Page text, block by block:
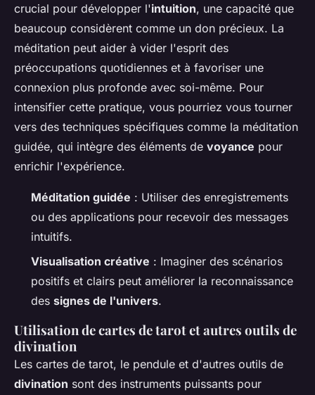
crucial pour développer l'intuition, une capacité que
beaucoup considèrent comme un don précieux. La
méditation peut aider à vider l'esprit des
préoccupations quotidiennes et à favoriser une
connexion plus profonde avec soi-même. Pour
intensifier cette pratique, vous pourriez vous tourner
vers des techniques spécifiques comme la méditation
guidée, qui intègre des éléments de voyance pour
enrichir l'expérience.
Méditation guidée : Utiliser des enregistrements
ou des applications pour recevoir des messages
intuitifs.
Visualisation créative : Imaginer des scénarios
positifs et clairs peut améliorer la reconnaissance
des signes de l'univers.
Utilisation de cartes de tarot et autres outils de
divination
Les cartes de tarot, le pendule et d'autres outils de
divination sont des instruments puissants pour